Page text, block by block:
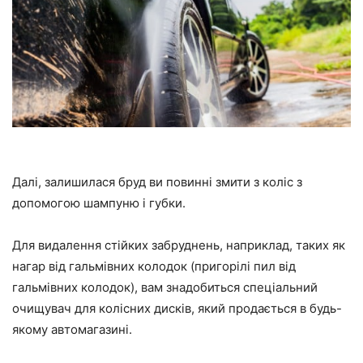
Далі, залишилася бруд ви повинні змити з коліс з
допомогою шампуню і губки.
Для видалення стійких забруднень, наприклад, таких як
нагар від гальмівних колодок (пригорілі пил від
гальмівних колодок), вам знадобиться спеціальний
очищувач для колісних дисків, який продається в будь-
якому автомагазині.